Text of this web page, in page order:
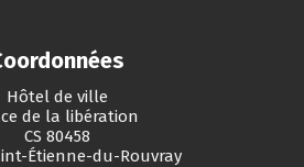
Hôtel de ville
de la libération
CS 80458
Étienne-du-Rouvray